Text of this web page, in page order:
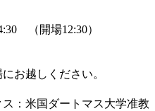
（開場12:30）
お越しください。
：米国ダートマス大学准教